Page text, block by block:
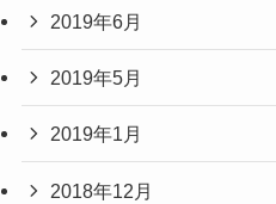
2019年6月
2019年5月
2019年1月
2018年12月